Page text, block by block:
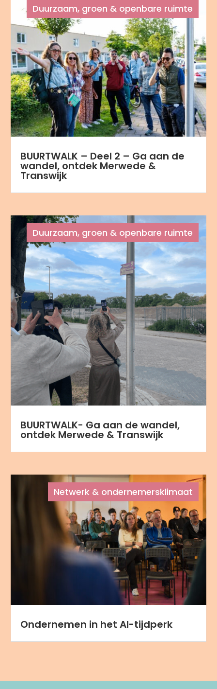
BUURTWALK – Deel 2 – Ga aan de
wandel, ontdek Merwede &
Transwijk
Duurzaam, groen & openbare ruimte
BUURTWALK- Ga aan de wandel,
ontdek Merwede & Transwijk
Duurzaam, groen & openbare ruimte
Ondernemen in het AI-tijdperk
Netwerk & ondernemersklimaat